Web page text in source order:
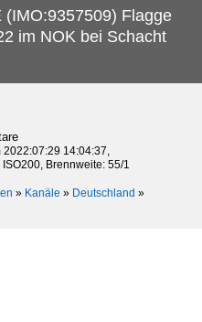
Flagge
im NOK bei Schacht
2022:07:29 14:04:37,
Brennweite: 55/1
» Kanäle » Deutschland »